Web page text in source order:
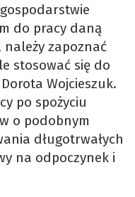
do pracy daną
należy zapoznać
stosować się do
Wojcieszuk.
po spożyciu
o podobnym
długotrwałych
na odpoczynek i